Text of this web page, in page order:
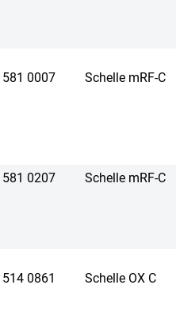
0007 Schelle mRF-C
0207 Schelle mRF-C
0861 Schelle OX C